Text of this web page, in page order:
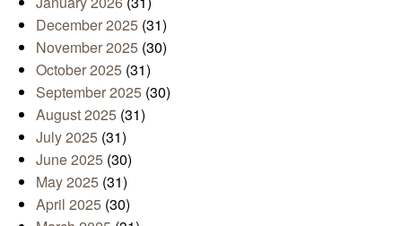
December 2025 (31)
November 2025 (30)
October 2025 (31)
September 2025 (30)
August 2025 (31)
July 2025 (31)
June 2025 (30)
May 2025 (31)
April 2025 (30)